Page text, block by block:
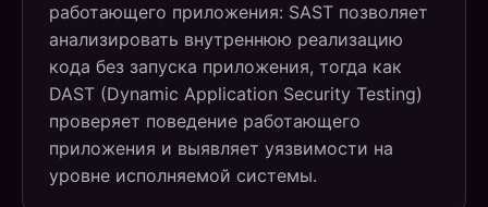
работающего приложения: SAST позволяет
анализировать внутреннюю реализацию
кода без запуска приложения, тогда как
DAST (Dynamic Application Security Testing)
проверяет поведение работающего
приложения и выявляет уязвимости на
уровне исполняемой системы.